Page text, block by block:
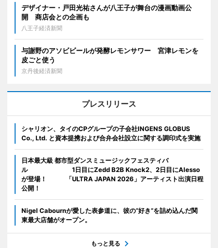
デザイナー・戸田光祐さんが八王子が舞台の漫画動画公
開 商店会との企画も
八王子経済新聞
与謝野のアソビビールが発酵レモンサワー 宮津レモンを
皮ごと使う
京丹後経済新聞
プレスリリース
シャリオン、タイのCPグループの子会社INGENS GLOBUS
Co., Ltd. と資本提携および合弁会社設立に関する調印式を実施
日本最大級 都市型ダンスミュージックフェスティバ
ル 1日目にZedd B2B Knock2、2日目にAlesso
が登場！ 「ULTRA JAPAN 2026」アーティスト出演日程
公開！
Nigel Cabournが愛した表参道に、彼の“好き”を詰め込んだ関
東最大店舗がオープン。
もっと見る